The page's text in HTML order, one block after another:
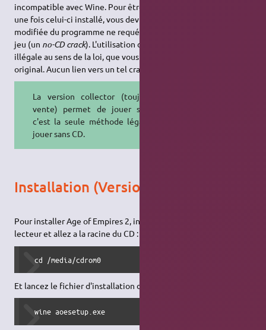
incompatible avec Wine. Pour être en mesure d'exécuter le jeu
une fois celui-ci installé, vous devrez utiliser une version
modifiée du programme ne requérant pas l'utilisation du CD du
jeu (un no-CD crack). L'utilisation d'une telle méthode est
illégale au sens de la loi, que vous possédiez ou non le jeu
original. Aucun lien vers un tel crack ne vous sera donné.
La version collector (toujours en
vente) permet de jouer sans CD,
c'est la seule méthode légale pour
jouer sans CD.
Installation (Version CD)
Pour installer Age of Empires 2, insérez votre CD dans votre
lecteur et allez a la racine du CD :
  cd /media/cdrom0
Et lancez le fichier d'installation du jeu de cette manière :
  wine aoesetup.exe